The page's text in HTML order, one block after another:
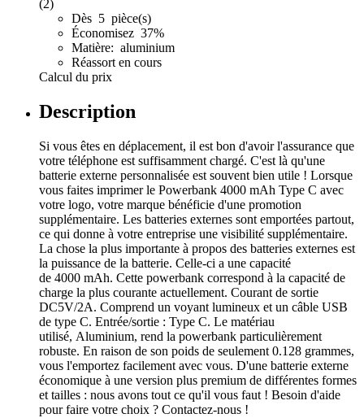
(2)
Dès 5 pièce(s)
Économisez 37%
Matière: aluminium
Réassort en cours
Calcul du prix
Description
Si vous êtes en déplacement, il est bon d'avoir l'assurance que
votre téléphone est suffisamment chargé. C'est là qu'une
batterie externe personnalisée est souvent bien utile ! Lorsque
vous faites imprimer le Powerbank 4000 mAh Type C avec
votre logo, votre marque bénéficie d'une promotion
supplémentaire. Les batteries externes sont emportées partout,
ce qui donne à votre entreprise une visibilité supplémentaire.
La chose la plus importante à propos des batteries externes est
la puissance de la batterie. Celle-ci a une capacité
de 4000 mAh. Cette powerbank correspond à la capacité de
charge la plus courante actuellement. Courant de sortie
DC5V/2A. Comprend un voyant lumineux et un câble USB
de type C. Entrée/sortie : Type C. Le matériau
utilisé, Aluminium, rend la powerbank particulièrement
robuste. En raison de son poids de seulement 0.128 grammes,
vous l'emportez facilement avec vous. D'une batterie externe
économique à une version plus premium de différentes formes
et tailles : nous avons tout ce qu'il vous faut ! Besoin d'aide
pour faire votre choix ? Contactez-nous !